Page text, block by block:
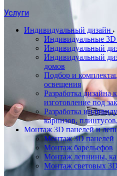
Услуги
Индивидуальный дизайн
Индивидуальные 3D
Индивидуальный
Индивидуальный
домов
Подбор и
освещения
Разработка дизайна
изготовление под
Разработка
карнизов,
Монтаж 3D панелей и
Монтаж 3D панелей
Монтаж барельефов
Монтаж лепнины,
Монтаж световых